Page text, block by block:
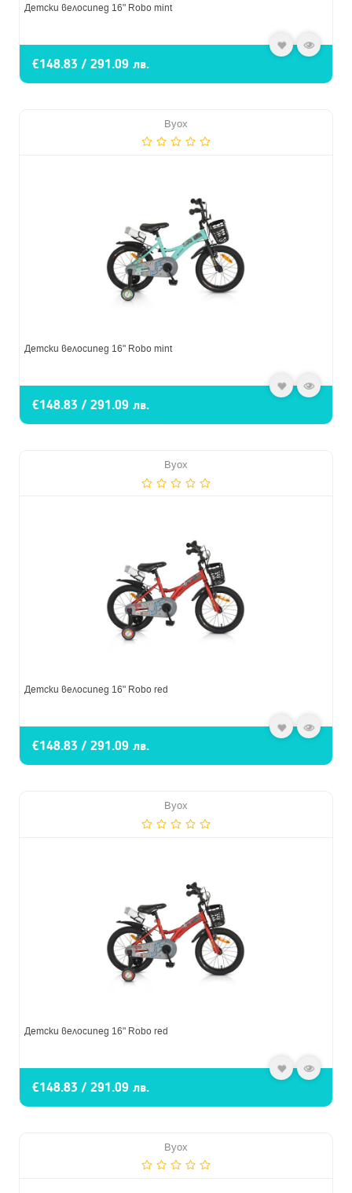
Детски велосипед 16" Robo mint
€148.83 / 291.09 лв.
Byox
Детски велосипед 16" Robo mint
€148.83 / 291.09 лв.
Byox
Детски велосипед 16" Robo red
€148.83 / 291.09 лв.
Byox
Детски велосипед 16" Robo red
€148.83 / 291.09 лв.
Byox